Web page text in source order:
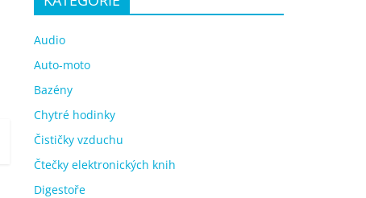
Audio
Auto-moto
Bazény
Chytré hodinky
Čističky vzduchu
Čtečky elektronických knih
Digestoře